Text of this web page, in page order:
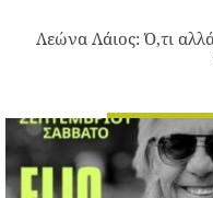
Λεώνα Λάιος: Ό,τι